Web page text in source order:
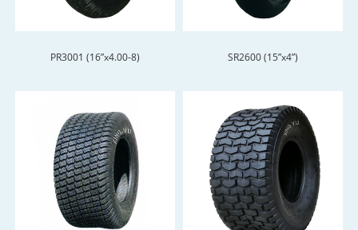
PR3001 (16”x4.00-8) SR2600 (15”x4”)